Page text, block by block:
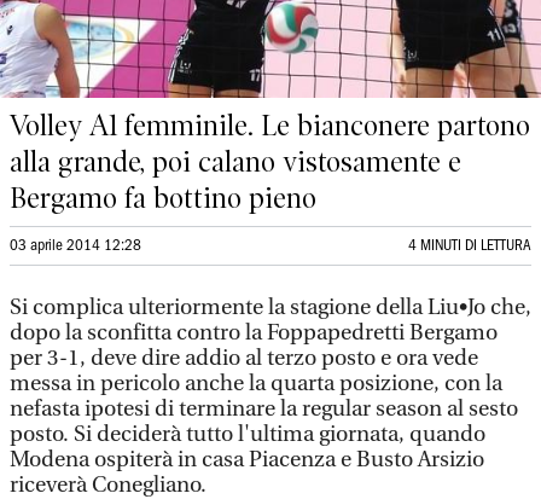
Volley A1 femminile. Le bianconere partono
alla grande, poi calano vistosamente e
Bergamo fa bottino pieno
03 aprile 2014 12:28 4 MINUTI DI LETTURA
Si complica ulteriormente la stagione della Liu•Jo che,
dopo la sconfitta contro la Foppapedretti Bergamo
per 3-1, deve dire addio al terzo posto e ora vede
messa in pericolo anche la quarta posizione, con la
nefasta ipotesi di terminare la regular season al sesto
posto. Si deciderà tutto l'ultima giornata, quando
Modena ospiterà in casa Piacenza e Busto Arsizio
riceverà Conegliano.